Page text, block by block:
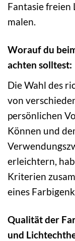
Fantasie freien
malen.
Worauf du
achten solltest:
Die Wahl des
von
persönlichen
Können und
erleichtern,
Kriterien
eines
Qualität der
und